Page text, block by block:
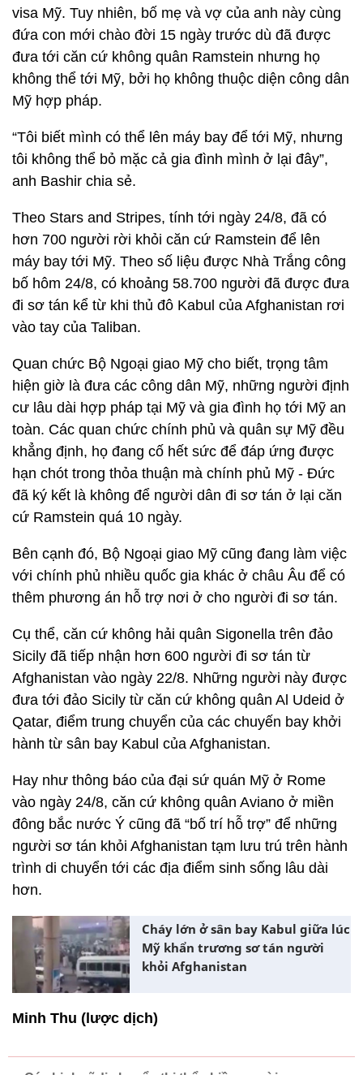
visa Mỹ. Tuy nhiên, bố mẹ và vợ của anh này cùng
đứa con mới chào đời 15 ngày trước dù đã được
đưa tới căn cứ không quân Ramstein nhưng họ
không thể tới Mỹ, bởi họ không thuộc diện công dân
Mỹ hợp pháp.
“Tôi biết mình có thể lên máy bay để tới Mỹ, nhưng
tôi không thể bỏ mặc cả gia đình mình ở lại đây”,
anh Bashir chia sẻ.
Theo Stars and Stripes, tính tới ngày 24/8, đã có
hơn 700 người rời khỏi căn cứ Ramstein để lên
máy bay tới Mỹ. Theo số liệu được Nhà Trắng công
bố hôm 24/8, có khoảng 58.700 người đã được đưa
đi sơ tán kể từ khi thủ đô Kabul của Afghanistan rơi
vào tay của Taliban.
Quan chức Bộ Ngoại giao Mỹ cho biết, trọng tâm
hiện giờ là đưa các công dân Mỹ, những người định
cư lâu dài hợp pháp tại Mỹ và gia đình họ tới Mỹ an
toàn. Các quan chức chính phủ và quân sự Mỹ đều
khẳng định, họ đang cố hết sức để đáp ứng được
hạn chót trong thỏa thuận mà chính phủ Mỹ - Đức
đã ký kết là không để người dân đi sơ tán ở lại căn
cứ Ramstein quá 10 ngày.
Bên cạnh đó, Bộ Ngoại giao Mỹ cũng đang làm việc
với chính phủ nhiều quốc gia khác ở châu Âu để có
thêm phương án hỗ trợ nơi ở cho người đi sơ tán.
Cụ thể, căn cứ không hải quân Sigonella trên đảo
Sicily đã tiếp nhận hơn 600 người đi sơ tán từ
Afghanistan vào ngày 22/8. Những người này được
đưa tới đảo Sicily từ căn cứ không quân Al Udeid ở
Qatar, điểm trung chuyển của các chuyến bay khởi
hành từ sân bay Kabul của Afghanistan.
Hay như thông báo của đại sứ quán Mỹ ở Rome
vào ngày 24/8, căn cứ không quân Aviano ở miền
đông bắc nước Ý cũng đã “bố trí hỗ trợ” để những
người sơ tán khỏi Afghanistan tạm lưu trú trên hành
trình di chuyển tới các địa điểm sinh sống lâu dài
hơn.
Cháy lớn ở sân bay Kabul giữa lúc
Mỹ khẩn trương sơ tán người
khỏi Afghanistan
Minh Thu (lược dịch)